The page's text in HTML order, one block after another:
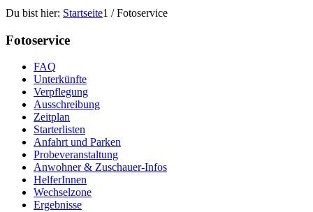
Du bist hier: Startseite1 / Fotoservice
Fotoservice
FAQ
Unterkünfte
Verpflegung
Ausschreibung
Zeitplan
Starterlisten
Anfahrt und Parken
Probeveranstaltung
Anwohner & Zuschauer-Infos
HelferInnen
Wechselzone
Ergebnisse